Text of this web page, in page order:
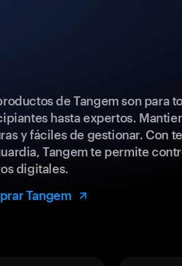
de Tangem son para
hasta expertos.
y fáciles de gestionar. Con
Tangem te permite
digitales.
Tangem